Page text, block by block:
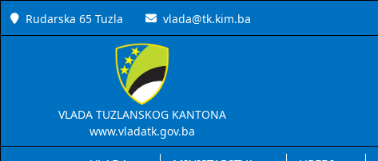
Rudarska 65 Tuzla vlada@tk.kim.ba
VLADA TUZLANSKOG KANTONA
www.vladatk.gov.ba